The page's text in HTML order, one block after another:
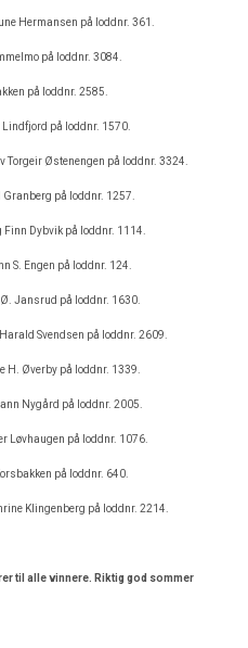
Hermansen på loddnr. 361.
på loddnr. 3084.
på loddnr. 2585.
på loddnr. 1570.
Torgeir Østenengen på loddnr. 3324.
Granberg på loddnr. 1257.
Dybvik på loddnr. 1114.
S. Engen på loddnr. 124.
Jansrud på loddnr. 1630.
Svendsen på loddnr. 2609.
H. Øverby på loddnr. 1339.
Nygård på loddnr. 2005.
Løvhaugen på loddnr. 1076.
på loddnr. 640.
Klingenberg på loddnr. 2214.
til alle vinnere. Riktig god sommer